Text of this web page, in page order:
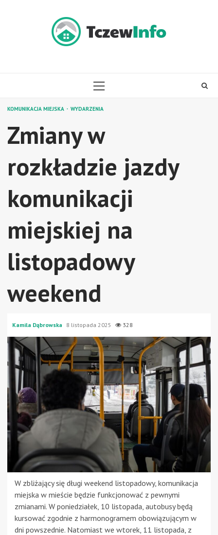
PRIMARY
KOMUNIKACJA MIEJSKA WYDARZENIA
Zmiany w
rozkładzie jazdy
komunikacji
miejskiej na
listopadowy
weekend
Kamila Dąbrowska 8 listopada 2025 328
W zbliżający się długi weekend listopadowy, komunikacja
miejska w mieście będzie funkcjonować z pewnymi
zmianami. W poniedziałek, 10 listopada, autobusy będą
kursować zgodnie z harmonogramem obowiązującym w
dni powszednie. Natomiast we wtorek, 11 listopada, z